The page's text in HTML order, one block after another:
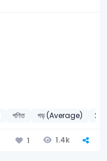
গণিত গড় (Average)
1 1.4k